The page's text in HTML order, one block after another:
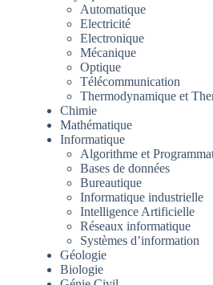
Automatique
Electricité
Electronique
Mécanique
Optique
Télécommunication
Thermodynamique et
Chimie
Mathématique
Informatique
Algorithme et
Bases de données
Bureautique
Informatique industrielle
Intelligence Artificielle
Réseaux informatique
Systèmes d’information
Géologie
Biologie